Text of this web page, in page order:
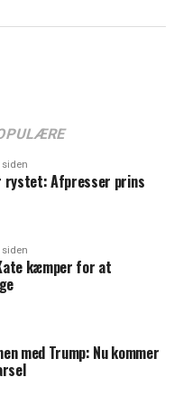
siden
rystet: Afpresser prins
siden
kæmper for at
med Trump: Nu kommer